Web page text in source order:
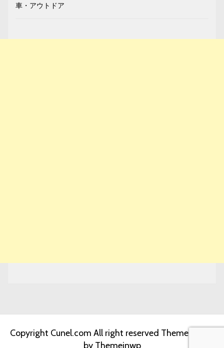
車・アウトドア
Copyright Cunel.com All right reserved Theme: Jumla
by Themeinwp